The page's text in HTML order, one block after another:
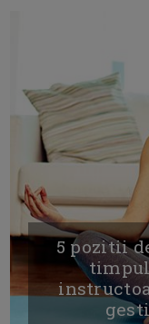
5 pozitii